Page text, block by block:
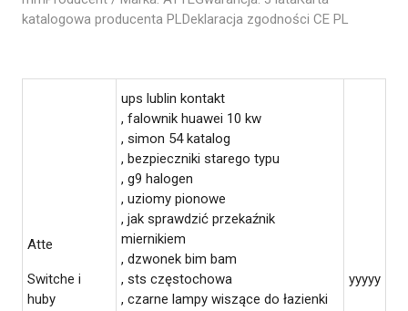
katalogowa producenta PLDeklaracja zgodności CE PL
Atte
Switche i
huby
ups lublin kontakt
, falownik huawei 10 kw
, simon 54 katalog
, bezpieczniki starego typu
, g9 halogen
, uziomy pionowe
, jak sprawdzić przekaźnik
miernikiem
, dzwonek bim bam
, sts częstochowa
, czarne lampy wiszące do łazienki
yyyyy